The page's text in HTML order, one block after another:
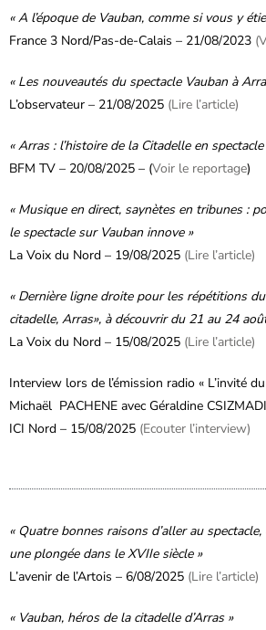
« A l’époque de Vauban, comme si vous y
France 3 Nord/Pas-de-Calais – 21/08/2023
« Les nouveautés du spectacle Vauban à
L’observateur – 21/08/2025 (Lire l’article)
« Arras : l’histoire de la Citadelle en spectacle
BFM TV – 20/08/2025 – (Voir le reportage)
« Musique en direct, saynètes en tribunes :
le spectacle sur Vauban innove »
La Voix du Nord – 19/08/2025 (Lire l’article)
« Dernière ligne droite pour les répétitions
citadelle, Arras», à découvrir du 21 au 24
La Voix du Nord – 15/08/2025 (Lire l’article)
Interview lors de l’émission radio « L’invité
Michaël PACHENE avec Géraldine
ICI Nord – 15/08/2025 (Ecouter l’interview)
« Quatre bonnes raisons d’aller au
une plongée dans le XVIIe siècle »
L’avenir de l’Artois – 6/08/2025 (Lire l’article)
« Vauban, héros de la citadelle d’Arras »